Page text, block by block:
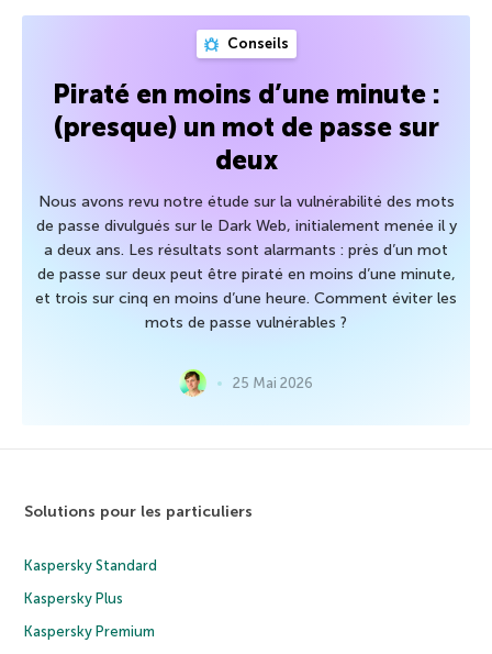
Conseils
Piraté en moins d’une minute :
(presque) un mot de passe sur
deux
Nous avons revu notre étude sur la vulnérabilité des mots
de passe divulgués sur le Dark Web, initialement menée il y
a deux ans. Les résultats sont alarmants : près d’un mot
de passe sur deux peut être piraté en moins d’une minute,
et trois sur cinq en moins d’une heure. Comment éviter les
mots de passe vulnérables ?
25 Mai 2026
Solutions pour les particuliers
Kaspersky Standard
Kaspersky Plus
Kaspersky Premium